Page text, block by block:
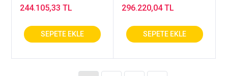
244.105,33 TL 296.220,04 TL